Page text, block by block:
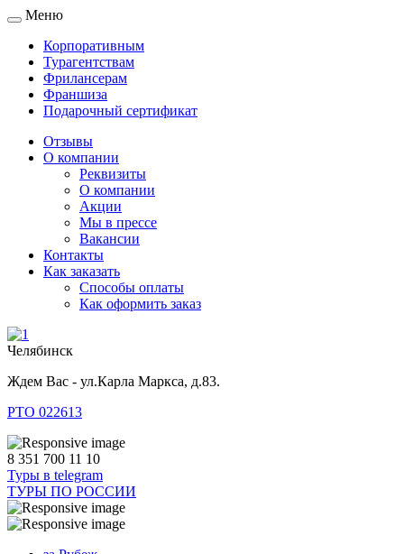
Toggle
navigation
Меню
Корпоративным
Турагентствам
Фрилансерам
Франшиза
Подарочный сертификат
Отзывы
О компании
Реквизиты
О компании
Акции
Мы в прессе
Вакансии
Контакты
Как заказать
Способы оплаты
Как оформить заказ
Челябинск
Ждем Вас - ул.Карла Маркса, д.83.
РТО 022613
8 351 700 11 10
Туры в telegram
ТУРЫ ПО РОССИИ